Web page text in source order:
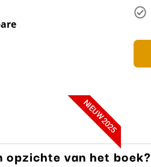
NIEUW 2025
van het boek?